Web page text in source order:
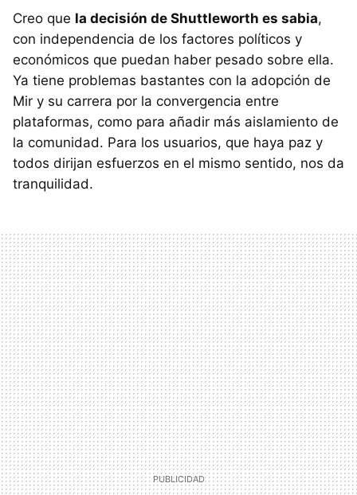
Creo que la decisión de Shuttleworth es sabia,
con independencia de los factores políticos y
económicos que puedan haber pesado sobre ella.
Ya tiene problemas bastantes con la adopción de
Mir y su carrera por la convergencia entre
plataformas, como para añadir más aislamiento de
la comunidad. Para los usuarios, que haya paz y
todos dirijan esfuerzos en el mismo sentido, nos da
tranquilidad.